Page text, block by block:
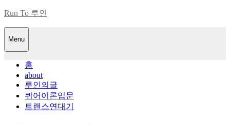
Skip
content
Run To 루인
Menu
홈
about
루인의글
퀴어이론입문
트랜스연대기